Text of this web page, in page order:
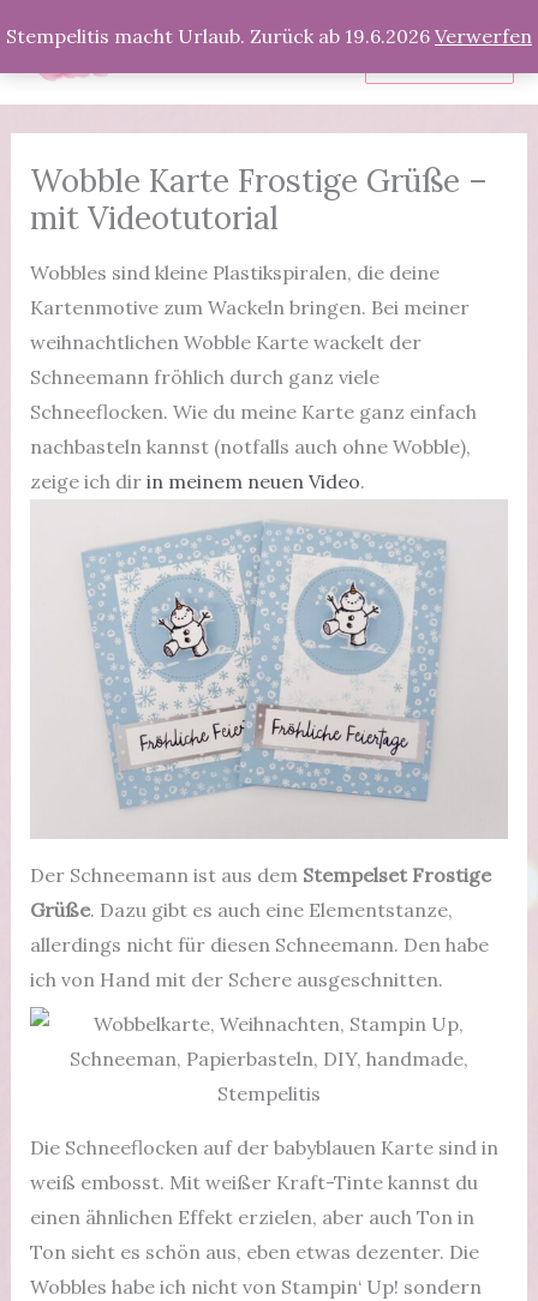
Stempelitis macht Urlaub. Zurück ab 19.6.2026 Verwerfen
Inhalt
springen
Produkte
Wobble Karte Frostige Grüße –
mit Videotutorial
Wobbles sind kleine Plastikspiralen, die deine
Kartenmotive zum Wackeln bringen. Bei meiner
weihnachtlichen Wobble Karte wackelt der
Schneemann fröhlich durch ganz viele
Schneeflocken. Wie du meine Karte ganz einfach
nachbasteln kannst (notfalls auch ohne Wobble),
zeige ich dir in meinem neuen Video.
Der Schneemann ist aus dem Stempelset Frostige
Grüße. Dazu gibt es auch eine Elementstanze,
allerdings nicht für diesen Schneemann. Den habe
ich von Hand mit der Schere ausgeschnitten.
Die Schneeflocken auf der babyblauen Karte sind in
weiß embosst. Mit weißer Kraft-Tinte kannst du
einen ähnlichen Effekt erzielen, aber auch Ton in
Ton sieht es schön aus, eben etwas dezenter. Die
Wobbles habe ich nicht von Stampin‘ Up! sondern